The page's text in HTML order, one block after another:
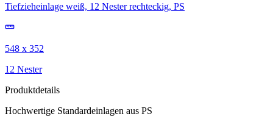
Tiefzieheinlage weiß, 12 Nester rechteckig, PS
548 x 352
12 Nester
Produktdetails
Hochwertige Standardeinlagen aus PS